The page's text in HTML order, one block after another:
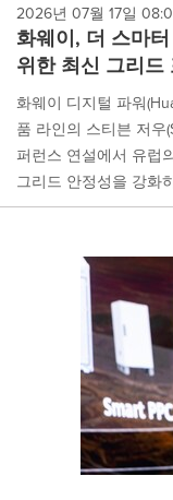
2026년 07월 17일
화웨이, 더 스마
위한 최신 그리드
화웨이 디지털 파워
품 라인의 스티븐 저우
퍼런스 연설에서 유럽
그리드 안정성을 강화